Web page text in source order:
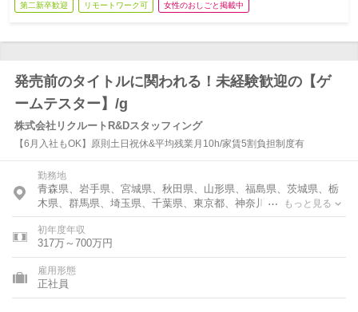
第二新卒歓迎 リモートワーク可 女性のおしごと掲載中
発売前のタイトルに関われる！未経験歓迎の【ゲ
ームテスター】/g
株式会社リクルートR&Dスタッフィング
【6月入社もOK】原則土日祝休&平均残業月10h/家賃5割負担制度有
勤務地
青森県、岩手県、宮城県、秋田県、山形県、福島県、茨城県、栃
木県、群馬県、埼玉県、千葉県、東京都、神奈川県、福井県、山
梨県、長野県、岐阜県、静岡県、愛知県、三重県、滋賀県、京都
府、大阪府、兵庫県、奈良県、岡山県、広島県、山口県、香川
県、福岡県、佐賀県、長崎県、熊本県、大分県、宮崎県、鹿児島
県
もっと見る
初年度年収
317万～700万円
雇用形態
正社員